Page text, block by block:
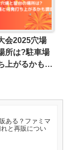
会2025穴場
所は?駐車場
上がるかも調
ある？ファミマ
と再販につい